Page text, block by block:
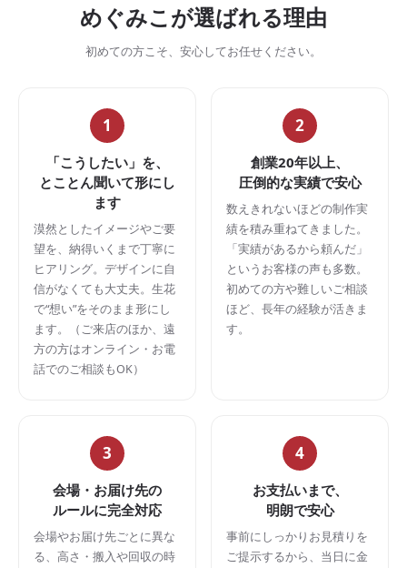
めぐみこが選ばれる理由
初めての方こそ、安心してお任せください。
1
「こうしたい」を、
とことん聞いて形にし
ます
漠然としたイメージやご要
望を、納得いくまで丁寧に
ヒアリング。デザインに自
信がなくても大丈夫。生花
で“想い”をそのまま形にし
ます。（ご来店のほか、遠
方の方はオンライン・お電
話でのご相談もOK）
2
創業20年以上、
圧倒的な実績で安心
数えきれないほどの制作実
績を積み重ねてきました。
「実績があるから頼んだ」
というお客様の声も多数。
初めての方や難しいご相談
ほど、長年の経験が活きま
す。
3
会場・お届け先の
ルールに完全対応
会場やお届け先ごとに異な
る、高さ・搬入や回収の時
4
お支払いまで、
明朗で安心
事前にしっかりお見積りを
ご提示するから、当日に金